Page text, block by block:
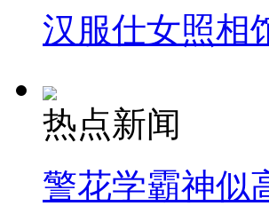
汉服仕女照相
热点新闻
警花学霸神似